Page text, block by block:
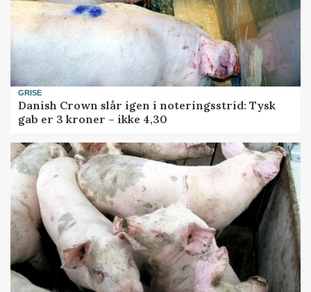
GRISE
Danish Crown slår igen i noteringsstrid: Tysk
gab er 3 kroner – ikke 4,30